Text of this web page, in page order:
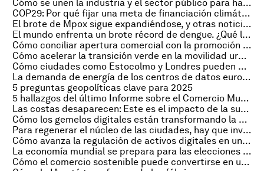
Cómo se unen la industria y el sector público para hacer frente a la ciberdelincuencia
COP29: Por qué fijar una meta de financiación climática de 1 billón de dólares para la acción global
El brote de Mpox sigue expandiéndose, y otras noticias de salud
El mundo enfrenta un brote récord de dengue. ¿Qué lo causa y cómo se puede detener?
Cómo conciliar apertura comercial con la promoción de valores
Cómo acelerar la transición verde en la movilidad urbana
Cómo ciudades como Estocolmo y Londres pueden mejorar la regulación de los e-scooters
La demanda de energía de los centros de datos europeos y otras noticias tecnológicas que debes conocer
5 preguntas geopolíticas clave para 2025
5 hallazgos del último Informe sobre el Comercio Mundial y sus perspectivas sobre la inclusión en el comercio
Las costas desaparecen: Este es el impacto de la subida del nivel del mar en Guinea-Bissau
Cómo los gemelos digitales están transformando la gestión del agua
Para regenerar el núcleo de las ciudades, hay que involucrar a las comunidades locales
Cómo avanza la regulación de activos digitales en un mundo marcado por incertidumbres
La economía mundial se prepara para las elecciones en Estados Unidos, y otras noticias financieras
Cómo el comercio sostenible puede convertirse en una oportunidad para Indonesia